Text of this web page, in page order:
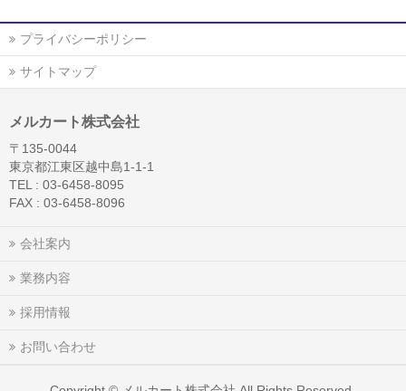
プライバシーポリシー
サイトマップ
メルカート株式会社
〒135-0044
東京都江東区越中島1-1-1
TEL : 03-6458-8095
FAX : 03-6458-8096
会社案内
業務内容
採用情報
お問い合わせ